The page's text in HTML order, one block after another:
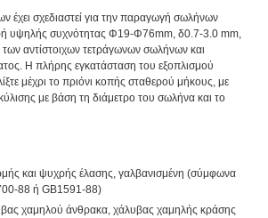
σχεδιαστεί για την παραγωγή σωλήνων
υψηλής συχνότητας Φ19-Φ76mm, δ0.7-3.0 mm,
αντίστοιχων τετράγωνων σωλήνων και
Η πλήρης εγκατάσταση του εξοπλισμού
μέχρι το πριόνι κοπής σταθερού μήκους, με
με βάση τη διάμετρο του σωλήνα και το
και ψυχρής έλασης, γαλβανισμένη (σύμφωνα
88 ή GB1591-88)
χαμηλού άνθρακα, χάλυβας χαμηλής κράσης